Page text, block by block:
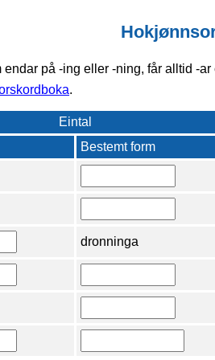
endar på -ing eller -ning, får alltid -
.
Eintal
Bestemt form
dronninga